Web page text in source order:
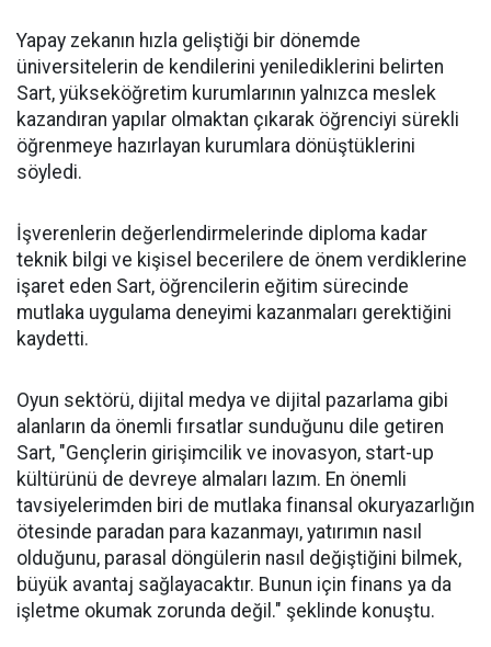
Yapay zekanın hızla geliştiği bir dönemde
üniversitelerin de kendilerini yenilediklerini belirten
Sart, yükseköğretim kurumlarının yalnızca meslek
kazandıran yapılar olmaktan çıkarak öğrenciyi sürekli
öğrenmeye hazırlayan kurumlara dönüştüklerini
söyledi.
İşverenlerin değerlendirmelerinde diploma kadar
teknik bilgi ve kişisel becerilere de önem verdiklerine
işaret eden Sart, öğrencilerin eğitim sürecinde
mutlaka uygulama deneyimi kazanmaları gerektiğini
kaydetti.
Oyun sektörü, dijital medya ve dijital pazarlama gibi
alanların da önemli fırsatlar sunduğunu dile getiren
Sart, "Gençlerin girişimcilik ve inovasyon, start-up
kültürünü de devreye almaları lazım. En önemli
tavsiyelerimden biri de mutlaka finansal okuryazarlığın
ötesinde paradan para kazanmayı, yatırımın nasıl
olduğunu, parasal döngülerin nasıl değiştiğini bilmek,
büyük avantaj sağlayacaktır. Bunun için finans ya da
işletme okumak zorunda değil." şeklinde konuştu.